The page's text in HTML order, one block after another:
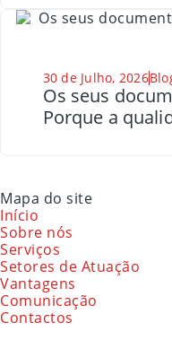
30 de Julho, 2026
Os seus
Porque a
Mapa do site
Início
Sobre nós
Serviços
Setores de Atuação
Vantagens
Comunicação
Contactos